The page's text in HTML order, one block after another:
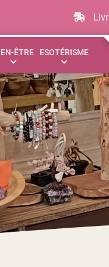
ÊTRE ESOTÉRISME